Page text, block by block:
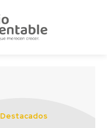
Destacados